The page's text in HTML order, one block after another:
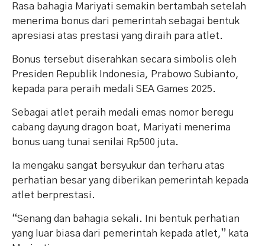
Rasa bahagia Mariyati semakin bertambah setelah
menerima bonus dari pemerintah sebagai bentuk
apresiasi atas prestasi yang diraih para atlet.
Bonus tersebut diserahkan secara simbolis oleh
Presiden Republik Indonesia, Prabowo Subianto,
kepada para peraih medali SEA Games 2025.
Sebagai atlet peraih medali emas nomor beregu
cabang dayung dragon boat, Mariyati menerima
bonus uang tunai senilai Rp500 juta.
Ia mengaku sangat bersyukur dan terharu atas
perhatian besar yang diberikan pemerintah kepada
atlet berprestasi.
“Senang dan bahagia sekali. Ini bentuk perhatian
yang luar biasa dari pemerintah kepada atlet,” kata